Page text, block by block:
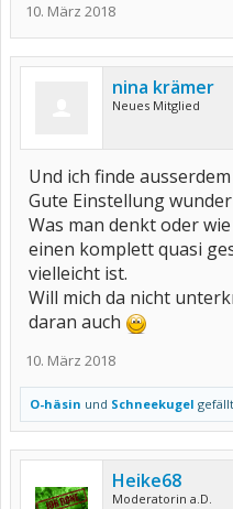
10. März 2018
nina krämer
Neues Mitglied
Und ich finde
Gute Einstellung
Was man denkt oder
einen komplett quasi
vielleicht ist.
Will mich da nicht
daran auch
10. März 2018
O-häsin und Schneekugel
Heike68
Moderatorin a.D.